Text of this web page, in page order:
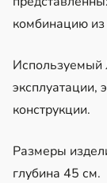
комбинацию из
Используемый
эксплуатации,
конструкции.
Размеры
глубина 45 см.